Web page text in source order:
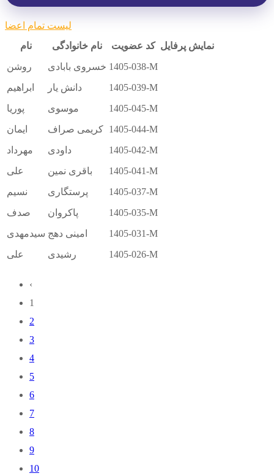
لیست تمام اعضا
نام
نام خانوادگی کد عضویت نمایش پرفایل
روشن
خسروی بابادی 1405-038-M
ابراهیم
دانش یار
1405-039-M
پوریا
موسوی
1405-045-M
ایمان
کریمی صراف 1405-044-M
مهرداد
داودی
1405-042-M
علی
باقری نمین
1405-041-M
نسیم
پرستگاری
1405-037-M
صدف
پاکروان
1405-035-M
سیدمهدی امینی دهج
1405-031-M
علی
رشیدی 1405-026-M
‹
1
2
3
4
5
6
7
8
9
10